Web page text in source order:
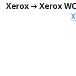
Xerox ➔Xerox